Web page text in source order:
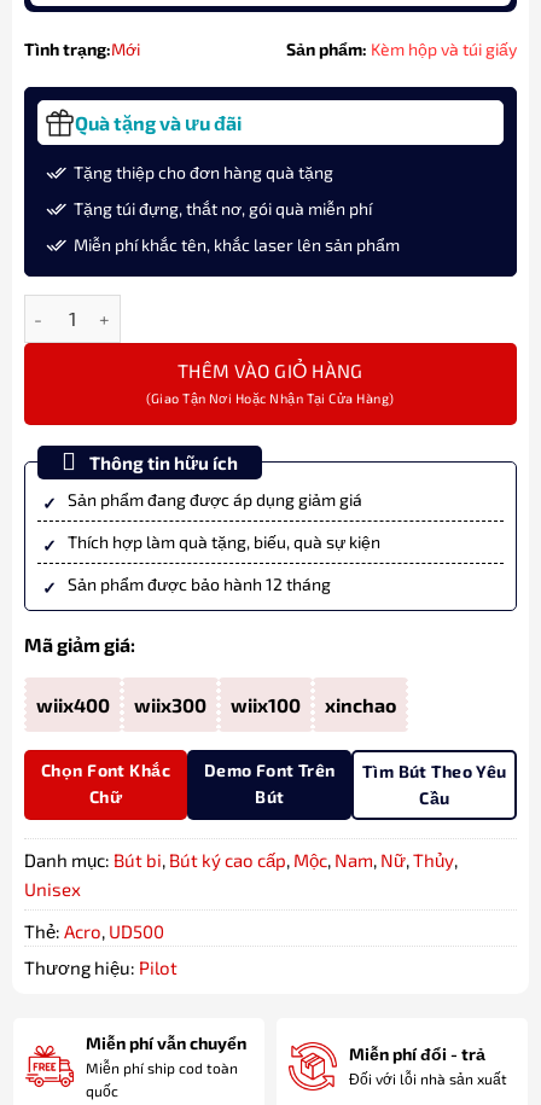
Tình trạng:Mới Sản phẩm: Kèm hộp và túi giấy
Quà tặng và ưu đãi
Tặng thiệp cho đơn hàng quà tặng
Tặng túi đựng, thắt nơ, gói quà miễn phí
Miễn phí khắc tên, khắc laser lên sản phẩm
THÊM VÀO GIỎ HÀNG
Thông tin hữu ích
Sản phẩm đang được áp dụng giảm giá
Thích hợp làm quà tặng, biếu, quà sự kiện
Sản phẩm được bảo hành 12 tháng
Mã giảm giá:
wiix400 wiix300 wiix100 xinchao
Chọn Font Khắc
Chữ
Demo Font Trên
Bút
Tìm Bút Theo Yêu
Cầu
Danh mục: Bút bi, Bút ký cao cấp, Mộc, Nam, Nữ,Thủy,
Unisex
Thẻ: Acro, UD500
Thương hiệu: Pilot
Miễn phí vẫn chuyển
Miễn phí ship cod toàn
quốc
Miễn phí đổi - trả
Đối với lỗi nhà sản xuất